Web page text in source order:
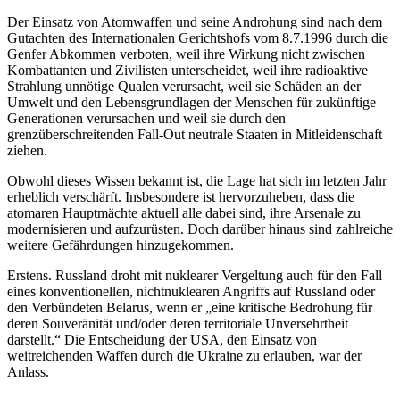
Der Einsatz von Atomwaffen und seine Androhung sind nach dem
Gutachten des Internationalen Gerichtshofs vom 8.7.1996 durch die
Genfer Abkommen verboten, weil ihre Wirkung nicht zwischen
Kombattanten und Zivilisten unterscheidet, weil ihre radioaktive
Strahlung unnötige Qualen verursacht, weil sie Schäden an der
Umwelt und den Lebensgrundlagen der Menschen für zukünftige
Generationen verursachen und weil sie durch den
grenzüberschreitenden Fall-Out neutrale Staaten in Mitleidenschaft
ziehen.
Obwohl dieses Wissen bekannt ist, die Lage hat sich im letzten Jahr
erheblich verschärft. Insbesondere ist hervorzuheben, dass die
atomaren Hauptmächte aktuell alle dabei sind, ihre Arsenale zu
modernisieren und aufzurüsten. Doch darüber hinaus sind zahlreiche
weitere Gefährdungen hinzugekommen.
Erstens. Russland droht mit nuklearer Vergeltung auch für den Fall
eines konventionellen, nichtnuklearen Angriffs auf Russland oder
den Verbündeten Belarus, wenn er „eine kritische Bedrohung für
deren Souveränität und/oder deren territoriale Unversehrtheit
darstellt.“ Die Entscheidung der USA, den Einsatz von
weitreichenden Waffen durch die Ukraine zu erlauben, war der
Anlass.